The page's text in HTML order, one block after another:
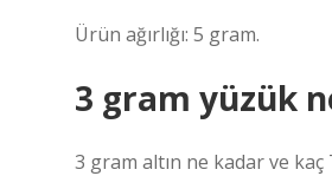
Ürün ağırlığı: 5 gram.
3 gram yüzük
3 gram altın ne kadar ve kaç